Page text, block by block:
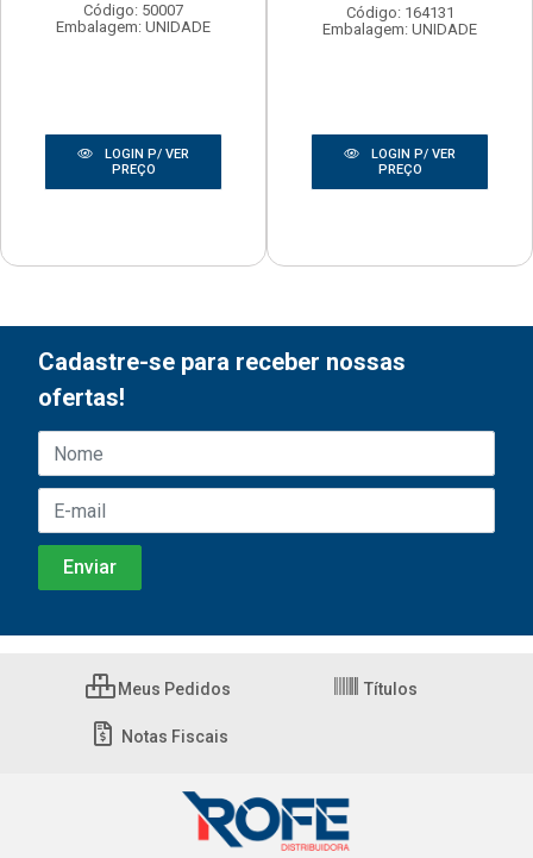
Código: 50007
Embalagem: UNIDADE
LOGIN P/ VER
PREÇO
Código: 164131
Embalagem: UNIDADE
LOGIN P/ VER
PREÇO
Cadastre-se para receber nossas
ofertas!
Meus Pedidos Títulos
Notas Fiscais